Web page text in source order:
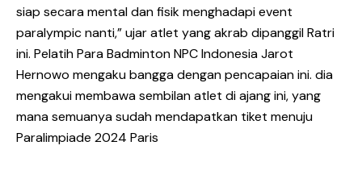
siap secara mental dan fisik menghadapi event
paralympic nanti,” ujar atlet yang akrab dipanggil Ratri
ini. Pelatih Para Badminton NPC Indonesia Jarot
Hernowo mengaku bangga dengan pencapaian ini. dia
mengakui membawa sembilan atlet di ajang ini, yang
mana semuanya sudah mendapatkan tiket menuju
Paralimpiade 2024 Paris